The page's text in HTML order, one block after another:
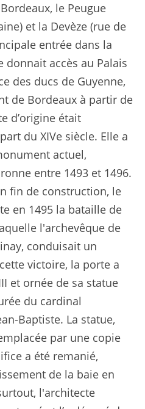
le Peugue
et la Devèze (rue de
entrée dans la
accès au Palais
des ducs de Guyenne,
de Bordeaux à partir de
d’origine était
du XIVe siècle. Elle a
actuel,
entre 1493 et 1496.
fin de construction, le
en 1495 la bataille de
l'archevêque de
conduisait un
victoire, la porte a
et ornée de sa statue
du cardinal
Baptiste. La statue,
par une copie
a été remanié,
de la baie en
l'architecte